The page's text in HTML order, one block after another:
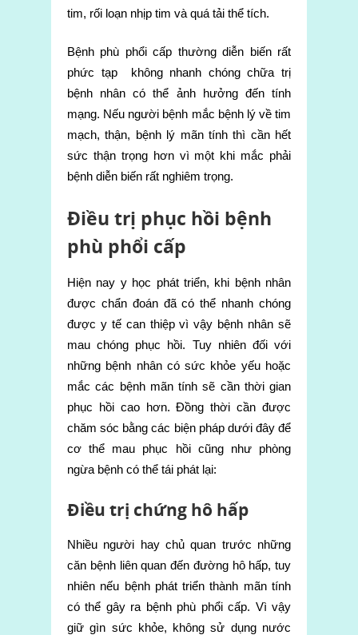
tim, rối loạn nhịp tim và quá tải thể tích.
Bệnh phù phổi cấp thường diễn biến rất
phức tạp không nhanh chóng chữa trị
bệnh nhân có thể ảnh hưởng đến tính
mạng. Nếu người bệnh mắc bệnh lý về tim
mạch, thận, bệnh lý mãn tính thì cần hết
sức thận trọng hơn vì một khi mắc phải
bệnh diễn biến rất nghiêm trọng.
Điều trị phục hồi bệnh
phù phổi cấp
Hiện nay y học phát triển, khi bệnh nhân
được chẩn đoán đã có thể nhanh chóng
được y tế can thiệp vì vậy bệnh nhân sẽ
mau chóng phục hồi. Tuy nhiên đối với
những bệnh nhân có sức khỏe yếu hoặc
mắc các bệnh mãn tính sẽ cần thời gian
phục hồi cao hơn. Đồng thời cần được
chăm sóc bằng các biện pháp dưới đây để
cơ thể mau phục hồi cũng như phòng
ngừa bệnh có thể tái phát lại:
Điều trị chứng hô hấp
Nhiều người hay chủ quan trước những
căn bệnh liên quan đến đường hô hấp, tuy
nhiên nếu bệnh phát triển thành mãn tính
có thể gây ra bệnh phù phổi cấp. Vì vậy
giữ gìn sức khỏe, không sử dụng nước